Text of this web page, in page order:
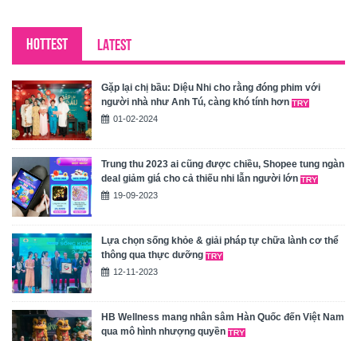
HOTTEST LATEST
Gặp lại chị bầu: Diệu Nhi cho rằng đóng phim với
người nhà như Anh Tú, càng khó tính hơn
01-02-2024
Trung thu 2023 ai cũng được chiều, Shopee tung ngàn
deal giảm giá cho cả thiếu nhi lẫn người lớn
19-09-2023
Lựa chọn sống khỏe & giải pháp tự chữa lành cơ thể
thông qua thực dưỡng
12-11-2023
HB Wellness mang nhân sâm Hàn Quốc đến Việt Nam
qua mô hình nhượng quyền